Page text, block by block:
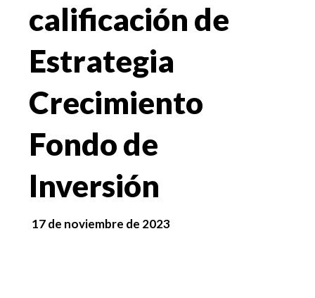
calificación de
Estrategia
Crecimiento
Fondo de
Inversión
17 de noviembre de 2023